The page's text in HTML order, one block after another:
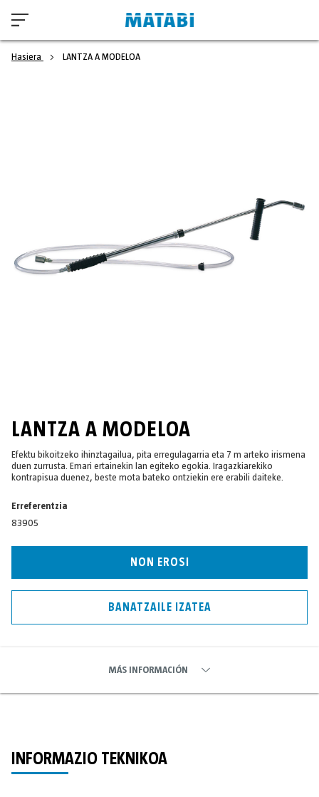
Hasiera LANTZA A MODELOA
LANTZA A MODELOA
Efektu bikoitzeko ihinztagailua, pita erregulagarria eta 7 m arteko irismena
duen zurrusta. Emari ertainekin lan egiteko egokia. Iragazkiarekiko
kontrapisua duenez, beste mota bateko ontziekin ere erabili daiteke.
Erreferentzia
83905
NON EROSI
BANATZAILE IZATEA
MÁS INFORMACIÓN
INFORMAZIO TEKNIKOA